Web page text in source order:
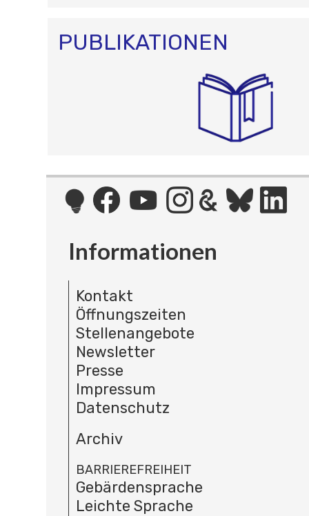
PUBLIKATIONEN
Informationen
Kontakt
Öffnungszeiten
Stellenangebote
Newsletter
Presse
Impressum
Datenschutz
Archiv
BARRIEREFREIHEIT
Gebärdensprache
Leichte Sprache